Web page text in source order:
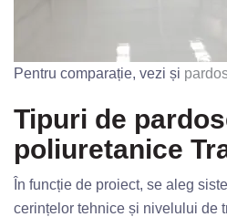
Pentru comparație, vezi și
Tipuri de
poliuretanice
În funcție de proiect, se aleg
cerințelor tehnice și nivelului de